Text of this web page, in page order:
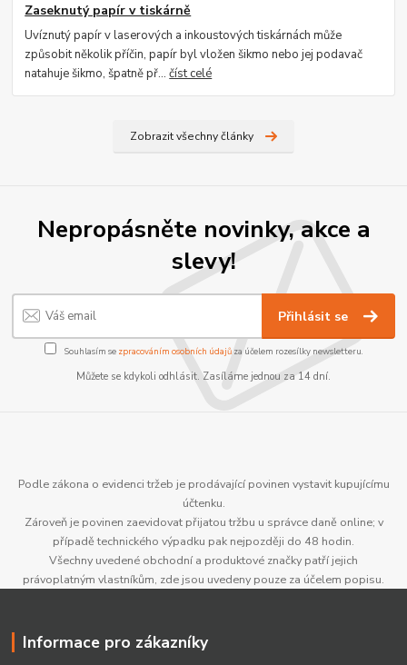
Zaseknutý papír v tiskárně
Uvíznutý papír v laserových a inkoustových tiskárnách může
způsobit několik příčin, papír byl vložen šikmo nebo jej podavač
natahuje šikmo, špatně př...číst celé
Zobrazit všechny články
Nepropásněte novinky, akce a
slevy!
Přihlásit se
Souhlasím se zpracováním osobních údajůza účelem rozesílky newsletteru.
Můžete se kdykoli odhlásit. Zasíláme jednou za 14 dní.
Podle zákona o evidenci tržeb je prodávající povinen vystavit kupujícímu
účtenku.
Zároveň je povinen zaevidovat přijatou tržbu u správce daně online; v
případě technického výpadku pak nejpozději do 48 hodin.
Všechny uvedené obchodní a produktové značky patří jejich
právoplatným vlastníkům, zde jsou uvedeny pouze za účelem popisu.
Informace pro zákazníky